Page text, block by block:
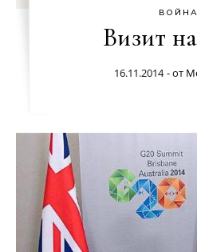
ВОЙНА
Визит
16.11.2014 - от